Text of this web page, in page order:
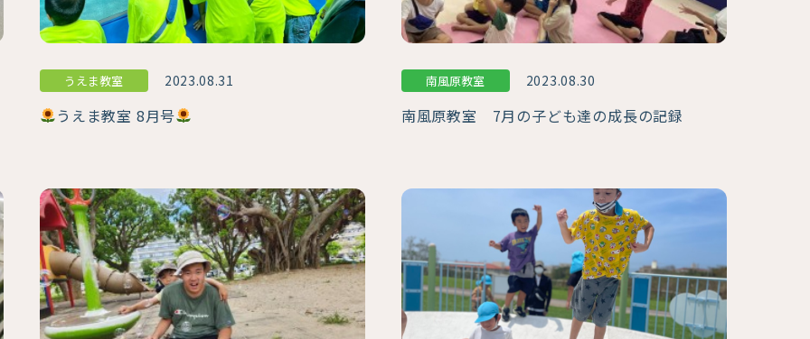
うえま教室 2023.08.31
うえま教室 8月号
南風原教室 2023.08.30
南風原教室 7月の子ども達の成長の記録